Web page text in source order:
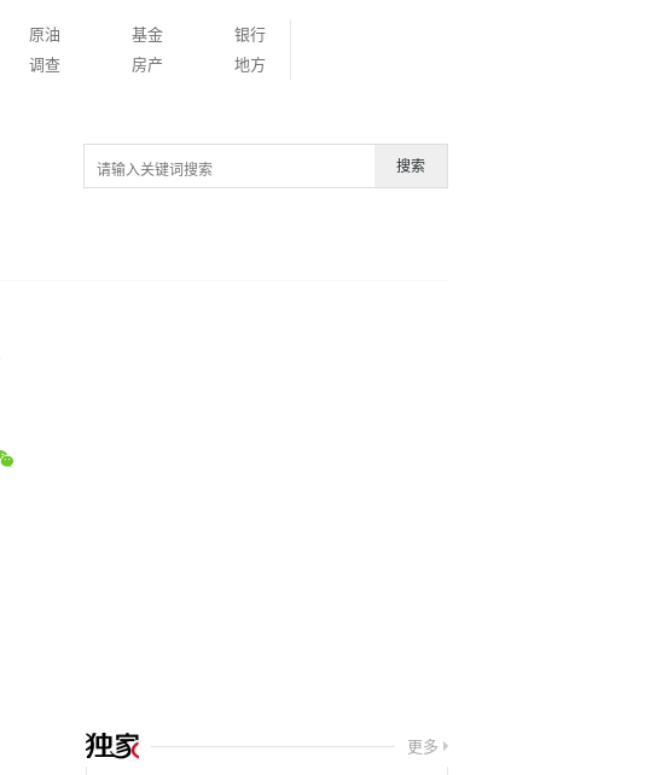
原油 基金
银行
调查 房产 地方
搜索
更多